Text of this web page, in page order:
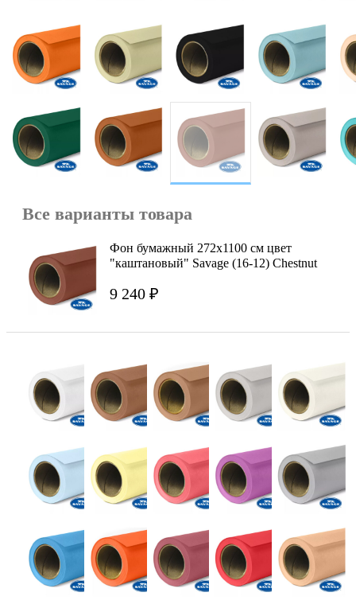
Все варианты товара
Фон бумажный 272x1100 см цвет
"каштановый" Savage (16-12) Chestnut
9 240 ₽